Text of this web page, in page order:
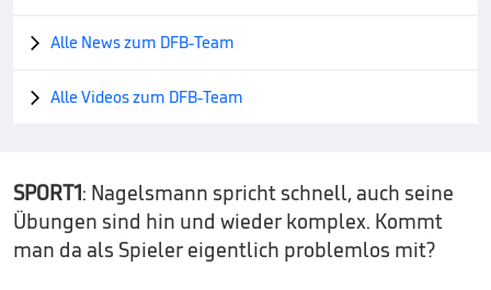
 Alle News zum DFB-Team
 Alle Videos zum DFB-Team
SPORT1: Nagelsmann spricht schnell, auch seine
Übungen sind hin und wieder komplex. Kommt
man da als Spieler eigentlich problemlos mit?